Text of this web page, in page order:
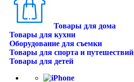
Товары для дома
Товары для кухни
Оборудование для съемки
Товары для спорта и путешествий
Товары для детей